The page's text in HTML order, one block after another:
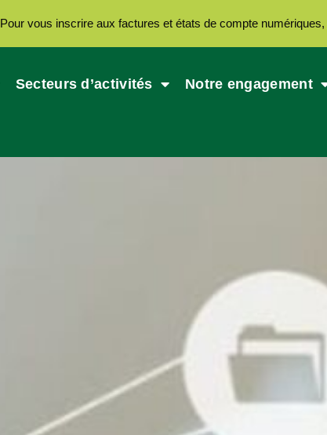
Secteurs d’activités Notre engagement
Pour vous inscrire aux factures et états de compte numériques,